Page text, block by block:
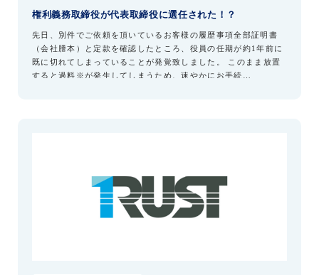
権利義務取締役が代表取締役に選任された！？
先日、別件でご依頼を頂いているお客様の履歴事項全部証明書
（会社謄本）と定款を確認したところ、役員の任期が約1年前に
既に切れてしまっていることが発覚致しました。 このまま放置
すると過料※が発生してしまうため、速やかにお手続…